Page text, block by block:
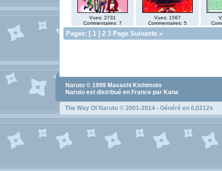
Vues: 2731
Commentaires: 7
Vues: 1567
Commentaires: 5
Pages: [ 1 ] 2 3 Page Suivante »
Naruto © 1999 Masashi Kishimoto
Naruto est distribué en France par Kana
The Way Of Naruto © 2001-2014 - Généré en 0,0212s